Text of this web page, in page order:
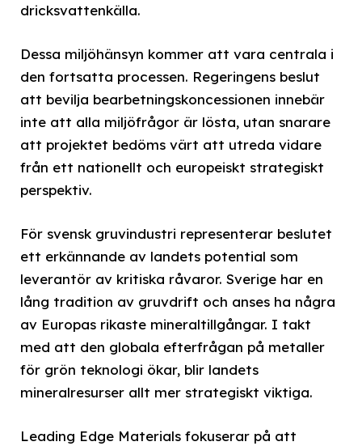
dricksvattenkälla.
Dessa miljöhänsyn kommer att vara centrala i
den fortsatta processen. Regeringens beslut
att bevilja bearbetningskoncessionen innebär
inte att alla miljöfrågor är lösta, utan snarare
att projektet bedöms värt att utreda vidare
från ett nationellt och europeiskt strategiskt
perspektiv.
För svensk gruvindustri representerar beslutet
ett erkännande av landets potential som
leverantör av kritiska råvaror. Sverige har en
lång tradition av gruvdrift och anses ha några
av Europas rikaste mineraltillgångar. I takt
med att den globala efterfrågan på metaller
för grön teknologi ökar, blir landets
mineralresurser allt mer strategiskt viktiga.
Leading Edge Materials fokuserar på att